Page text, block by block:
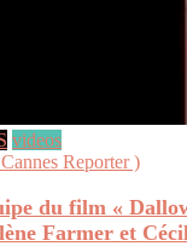
videos
Reporter )
du film «
Farmer et